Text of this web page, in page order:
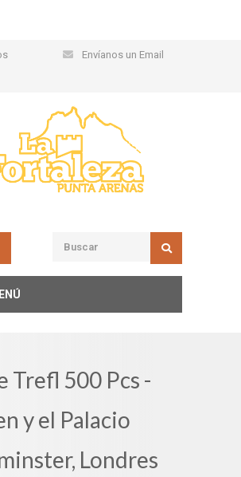
Envíanos un Email
Trefl 500 Pcs -
y el Palacio
Londres